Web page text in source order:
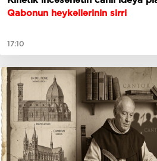
Qabonun heykəllərinin sirri
17:10